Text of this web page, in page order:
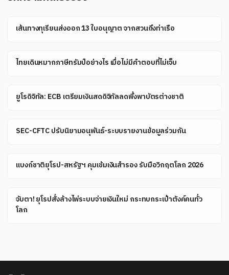
เส้นทางทุเรียนส่งออก 13 ใบอนุญาต จากสวนถึงท่าเรือ
ไทยเดินหมากภาษีทรัมป์อย่างไร เมื่อไม่มีคำตอบที่ไม่เจ็บ
ยูโรดิจิทัล: ECB เตรียมเงินสดดิจิทัลลดพึ่งพาบัตรต่างชาติ
SEC-CFTC ปรับนิยามอนุพันธ์-ระบบรายงานข้อมูลร่วมกัน
แบงก์ชาติยุโรป-สหรัฐฯ คุมเข้มเงินสำรอง รับมือวิกฤตโลก 2026
จับตา! ยุโรปสั่งล้างไพ่ระบบจ่ายเงินใหม่ กระทบกระเป๋าตังค์คนทั่ว
โลก